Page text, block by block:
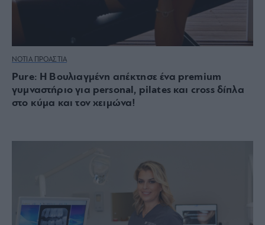
ΝΟΤΙΑ ΠΡΟΑΣΤΙΑ
Pure: Η Βουλιαγμένη απέκτησε ένα premium
γυμναστήριο για personal, pilates και cross δίπλα
στο κύμα και τον χειμώνα!